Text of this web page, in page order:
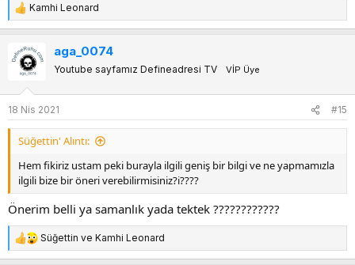
T
e
k
e
r
:
Kamhi Leonard
aga_0074
Youtube sayfamız Defineadresi TV VİP Üye
18 Nis 2021 #15
Süğettin' Alıntı:
Hem fikiriz ustam peki burayla ilgili geniş bir bilgi ve ne yapmamızla
ilgili bize bir öneri verebilirmisiniz?i????
Önerim belli ya samanlık yada tektek ????????????
T
e
Süğettin ve Kamhi Leonard